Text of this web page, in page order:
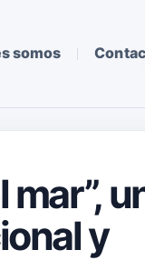
somos
y